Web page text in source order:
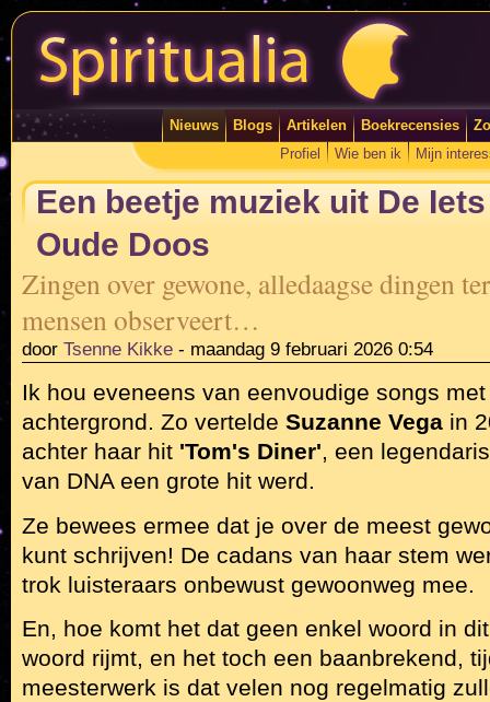
Nieuws Blogs Artikelen Boekrecensies
Profiel
Wie ben ik Mijn
Een beetje muziek uit De
Oude Doos
Zingen over gewone, alledaagse dingen
mensen observeert…
door Tsenne Kikke - maandag 9 februari 2026 0:54
Ik hou eveneens van eenvoudige songs
achtergrond. Zo vertelde Suzanne Vega in
achter haar hit 'Tom's Diner', een
van DNA een grote hit werd.
Ze bewees ermee dat je over de meest
kunt schrijven! De cadans van haar stem
trok luisteraars onbewust gewoonweg mee.
En, hoe komt het dat geen enkel woord in
woord rijmt, en het toch een baanbrekend,
meesterwerk is dat velen nog regelmatig